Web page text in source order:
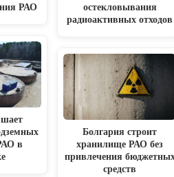
РАО
в
остекловывания
радиоактивных отходов
Болгария строит
хранилище РАО без
привлечения
средств